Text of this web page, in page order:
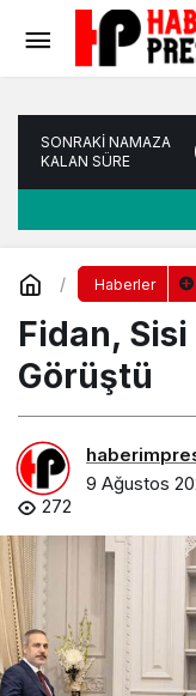
SONRAKİ NAMAZA
KALAN SÜRE
Haberler
Fidan, Sisi
Görüştü
9 Ağustos
272
Fidan, Sisi